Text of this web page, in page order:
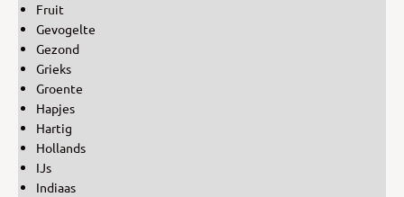
Fruit
Gevogelte
Gezond
Grieks
Groente
Hapjes
Hartig
Hollands
IJs
Indiaas